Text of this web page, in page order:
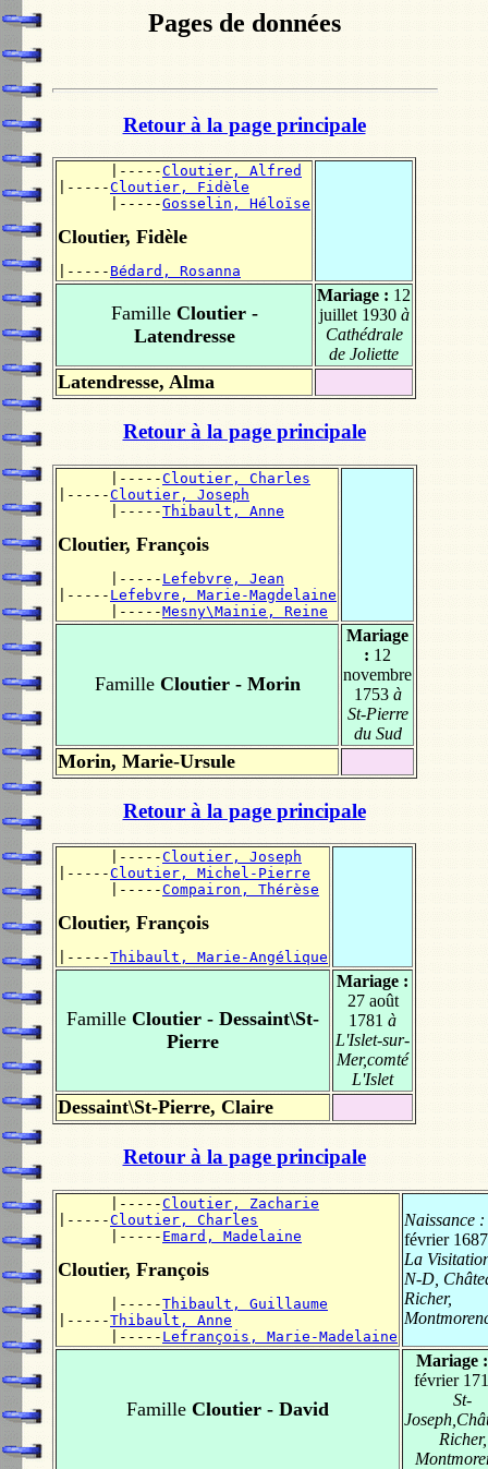
Pages de données
Retour à la page principale
      |-----
Cloutier, Alfred
|-----Cloutier, Fidèle
      |-----
Gosselin, Héloïse
Cloutier, Fidèle
|----- Bédard, Rosanna
FamilleCloutier -
Latendresse
Mariage : 12
juillet 1930à
Cathédrale
de Joliette
Latendresse, Alma
Retour à la page principale
      |-----
Cloutier, Charles
|-----Cloutier, Joseph
      |-----
Thibault, Anne
Cloutier, François
      |-----
Lefebvre, Jean
|----- Lefebvre, Marie-Magdelaine
      |-----
Mesny\Mainie, Reine
FamilleCloutier - Morin
Mariage
: 12
novembre
1753à
St-Pierre
du Sud
Morin, Marie-Ursule
Retour à la page principale
      |-----
Cloutier, Joseph
|-----Cloutier, Michel-Pierre
      |-----
Compairon, Thérèse
Cloutier, François
|-----Thibault, Marie-Angélique
Famille Cloutier - Dessaint\St-
Pierre
Mariage :
27 août
1781 à
L'Islet-sur-
Mer,comté
L'Islet
Dessaint\St-Pierre, Claire
Retour à la page principale
      |-----
Cloutier, Zacharie
|-----Cloutier, Charles
      |-----
Emard, Madelaine
Cloutier, François
      |-----
Thibault, Guillaume
|-----Thibault, Anne
      |-----
Lefrançois, Marie-Madelaine
Naissance :
février 1687
La
N-D,
Richer,
Famille Cloutier - David
Mariage
février
St-
Richer,